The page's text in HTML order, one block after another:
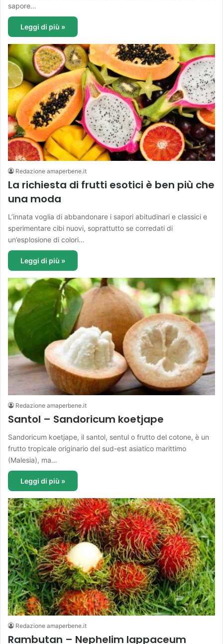
sapore…
Leggi di più »
Redazione amaperbene.it
La richiesta di frutti esotici è ben più che
una moda
L’innata voglia di abbandonare i sapori abitudinari e classici e
sperimentare cibi nuovi, soprattutto se corredati di
un’esplosione di colori…
Leggi di più »
Redazione amaperbene.it
Santol – Sandoricum koetjape
Sandoricum koetjape, il santol, sentul o frutto del cotone, è un
frutto tropicale originario del sud-est asiatico marittimo
(Malesia), ma…
Leggi di più »
Redazione amaperbene.it
Rambutan – Nephelim lappaceum